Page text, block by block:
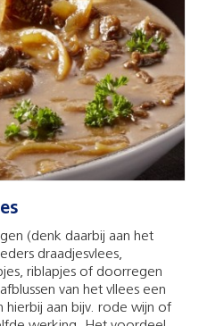
(denk daarbij aan het
draadjesvlees,
riblapjes of doorregen
van het vllees een
aan bijv. rode wijn of